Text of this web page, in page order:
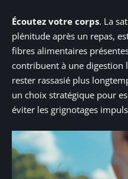
Écoutez votre corps. La
plénitude après un repas,
fibres alimentaires
contribuent à une digestion
rester rassasié plus
un choix stratégique pour
éviter les grignotages